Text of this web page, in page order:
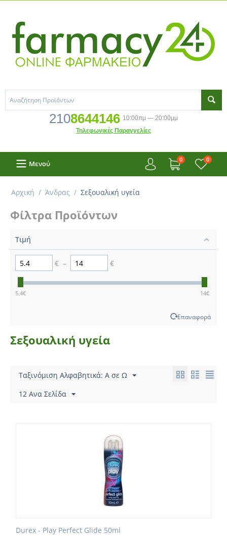
2108644146 10:00πμ — 20:00μμ
Τηλεφωνικές Παραγγελίες
Μενού 0 0
Αρχική / Άνδρας / Σεξουαλική υγεία
Φίλτρα Προϊόντων
Τιμή
€ – €
5.4€ 14€
Επαναφορά
Σεξουαλική υγεία
Ταξινόμιση Αλφαβητικά: A σε Ω
12 Ανα Σελίδα
Durex - Play Perfect Glide 50ml